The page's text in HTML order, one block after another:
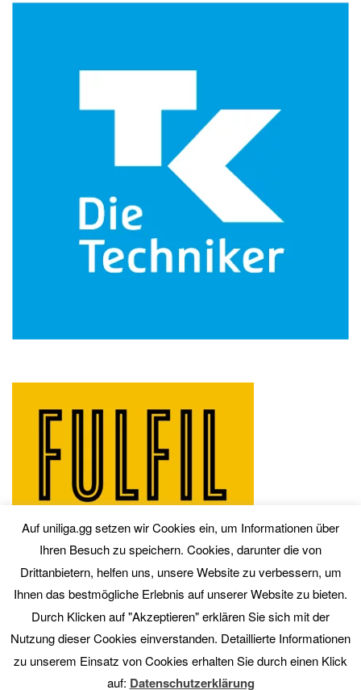
Auf uniliga.gg setzen wir Cookies ein, um Informationen über
Ihren Besuch zu speichern. Cookies, darunter die von
Drittanbietern, helfen uns, unsere Website zu verbessern, um
Ihnen das bestmögliche Erlebnis auf unserer Website zu bieten.
Durch Klicken auf "Akzeptieren" erklären Sie sich mit der
Nutzung dieser Cookies einverstanden. Detaillierte Informationen
zu unserem Einsatz von Cookies erhalten Sie durch einen Klick
auf: Datenschutzerklärung